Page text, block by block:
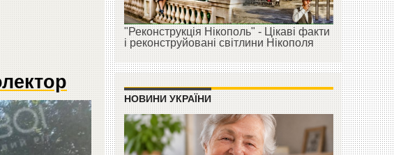
"Реконструкція Нікополь" - Цікаві факти
і реконструйовані світлини Нікополя
НОВИНИ УКРАЇНИ